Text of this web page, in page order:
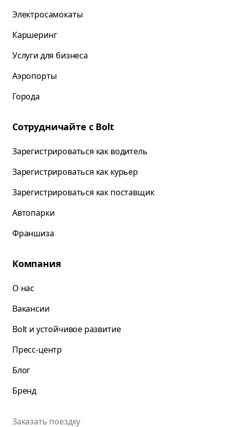
Электросамокаты
Каршеринг
Услуги для бизнеса
Аэропорты
Города
Сотрудничайте с Bolt
Зарегистрироваться как водитель
Зарегистрироваться как курьер
Зарегистрироваться как поставщик
Автопарки
Франшиза
Компания
О нас
Вакансии
Bolt и устойчивое развитие
Пресс-центр
Блог
Бренд
Заказать поездку